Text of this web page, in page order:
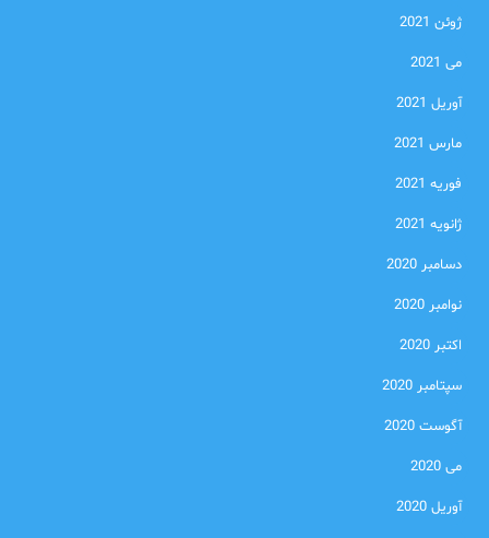
ژوئن 2021
می 2021
آوریل 2021
مارس 2021
فوریه 2021
ژانویه 2021
دسامبر 2020
نوامبر 2020
اکتبر 2020
سپتامبر 2020
آگوست 2020
می 2020
آوریل 2020